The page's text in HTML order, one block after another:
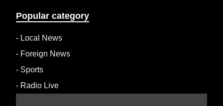
Popular category
- Local News
- Foreign News
- Sports
- Radio Live